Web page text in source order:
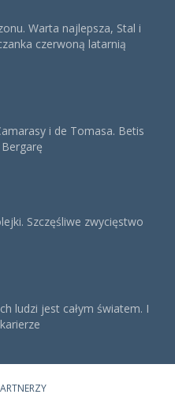
Warta najlepsza, Stal i
czerwoną latarnią
i de Tomasa. Betis
Szczęśliwe zwycięstwo
ludzi jest całym światem. I